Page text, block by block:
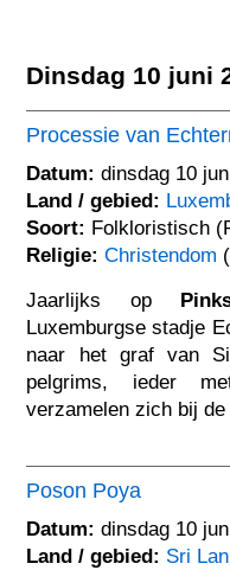
Dinsdag 10 juni
Processie van
Datum: dinsdag 10
Land / gebied:
Soort: Folkloristisch
Religie: Christendom (
Jaarlijks op
Luxemburgse stadje
naar het graf van
pelgrims, ieder
verzamelen zich bij
Poson Poya
Datum: dinsdag 10
Land / gebied: Sri